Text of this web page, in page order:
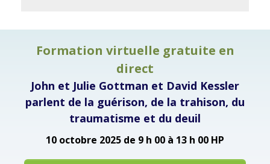
Formation virtuelle gratuite en
direct
John et Julie Gottman et David Kessler
parlent de la guérison, de la trahison, du
traumatisme et du deuil
10 octobre 2025 de 9 h 00 à 13 h 00 HP